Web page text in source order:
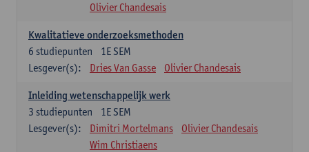
Olivier Chandesais
Kwalitatieve onderzoeksmethoden
1E SEM
6 studiepunten
Lesgever(s):
Dries Van Gasse Olivier Chandesais
Inleiding wetenschappelijk werk
1E SEM
3 studiepunten
Lesgever(s):
Dimitri Mortelmans
Olivier Chandesais
Wim Christiaens